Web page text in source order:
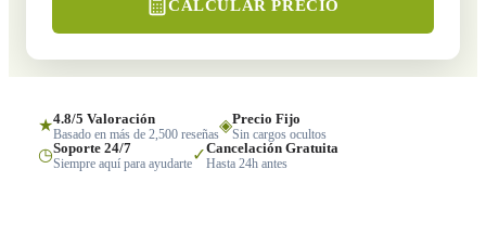
CALCULAR PRECIO
★4.8/5 Valoración
Basado en más de 2,500 reseñas◈Precio Fijo
Sin cargos ocultos
◷Soporte 24/7
Siempre aquí para ayudarte✓Cancelación Gratuita
Hasta 24h antes